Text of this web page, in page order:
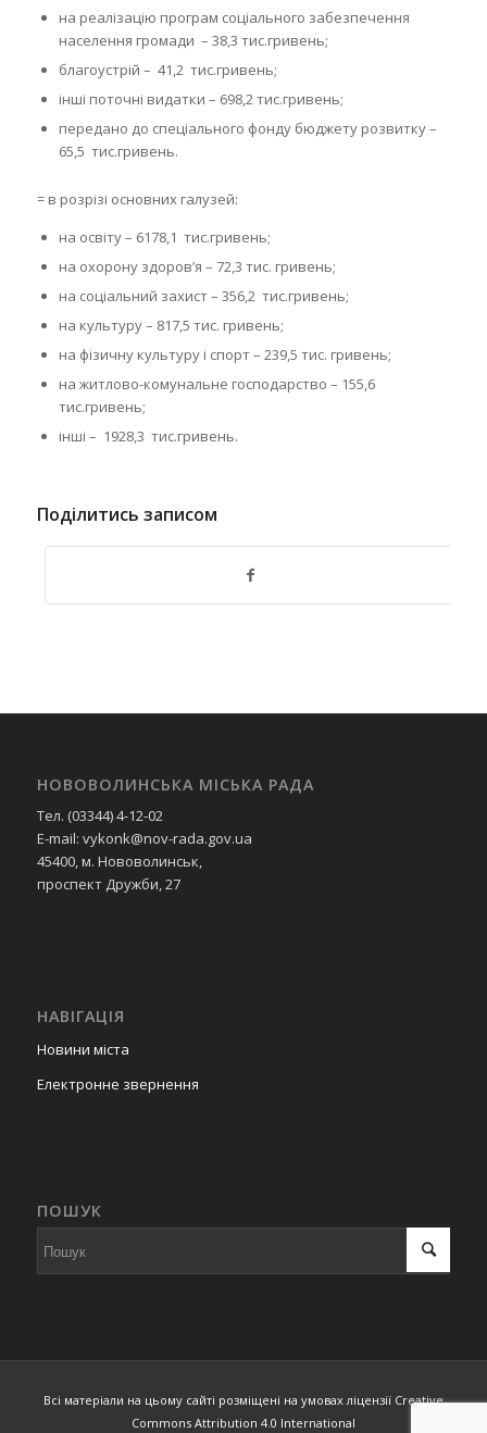
на реалізацію програм соціального забезпечення
населення громади – 38,3 тис.гривень;
благоустрій – 41,2 тис.гривень;
інші поточні видатки – 698,2 тис.гривень;
передано до спеціального фонду бюджету розвитку –
65,5 тис.гривень.
= в розрізі основних галузей:
на освіту – 6178,1 тис.гривень;
на охорону здоров’я – 72,3 тис. гривень;
на соціальний захист – 356,2 тис.гривень;
на культуру – 817,5 тис. гривень;
на фізичну культуру і спорт – 239,5 тис. гривень;
на житлово-комунальне господарство – 155,6
тис.гривень;
інші – 1928,3 тис.гривень.
Поділитись записом
НОВОВОЛИНСЬКА МІСЬКА РАДА
Тел. (03344) 4-12-02
E-mail: vykonk@nov-rada.gov.ua
45400, м. Нововолинськ,
проспект Дружби, 27
НАВІГАЦІЯ
Новини міста
Електронне звернення
ПОШУК
Всі матеріали на цьому сайті розміщені на умовах ліцензії Creative
Commons Attribution 4.0 International